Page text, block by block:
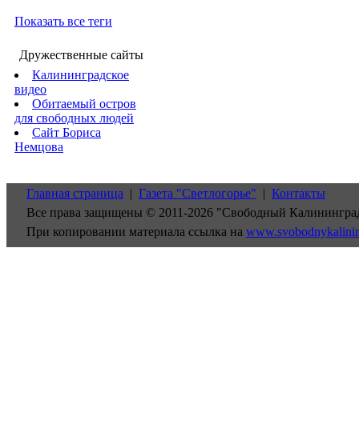
Показать все теги
Дружественные сайты
Калининградское
видео
Обитаемый остров
для свободных людей
Сайт Бориса
Немцова
Главная страница | Газета "Светлогорье" | Контакты
Все права защищены © 2011-2026 "Свободный
При копировании материала ссылка на